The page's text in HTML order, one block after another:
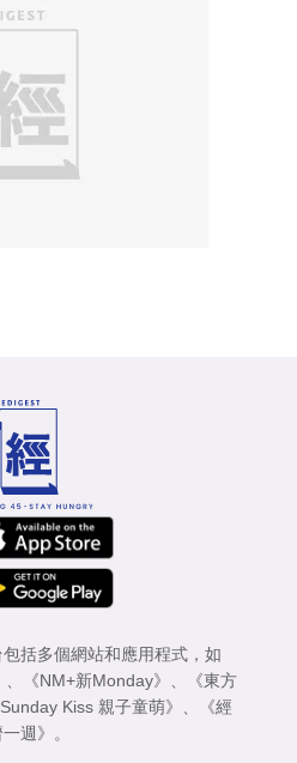
括多個網站和應用程式，如
《NM+新Monday》
《東方
Sunday Kiss 親子童萌》
《經
週》
。